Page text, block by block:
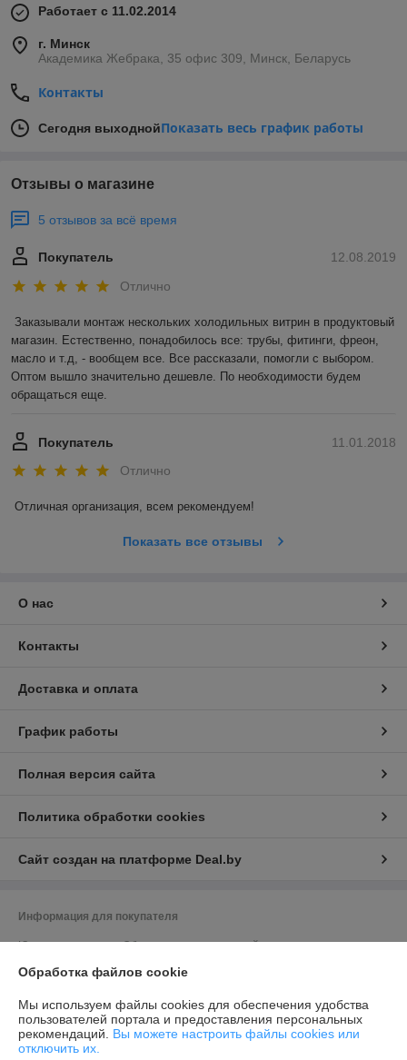
Работает с 11.02.2014
г. Минск
Академика Жебрака, 35 офис 309, Минск, Беларусь
Контакты
Сегодня выходнойПоказать весь график работы
Отзывы о магазине
5 отзывов за всё время
12.08.2019
Покупатель
Отлично
Заказывали монтаж нескольких холодильных витрин в продуктовый
магазин. Естественно, понадобилось все: трубы, фитинги, фреон,
масло и т.д, - вообщем все. Все рассказали, помогли с выбором.
Оптом вышло значительно дешевле. По необходимости будем
обращаться еще.
11.01.2018
Покупатель
Отлично
Отличная организация, всем рекомендуем!
Показать все отзывы
О нас
Контакты
Доставка и оплата
График работы
Полная версия сайта
Политика обработки cookies
Сайт создан на платформе Deal.by
Информация для покупателя
Юридическое лицо:Общество с ограниченной ответственностью
190863688, 220136, г. Минск, ул. Академика Жебрака, 35, оф. 309
Регистрационный номер ЕГР: 190863688
УНП: 190863688
Обработка файлов cookie
Мы используем файлы cookies для обеспечения удобства
пользователей портала и предоставления персональных
рекомендаций. Вы можете настроить файлы cookies или
отключить их.